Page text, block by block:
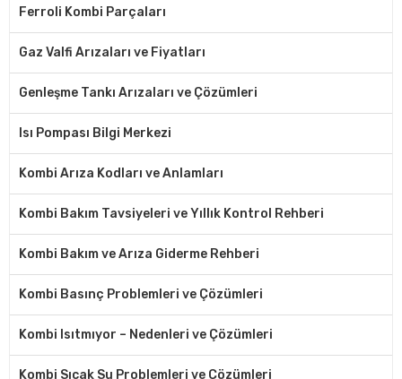
Ferroli Kombi Parçaları
Gaz Valfi Arızaları ve Fiyatları
Genleşme Tankı Arızaları ve Çözümleri
Isı Pompası Bilgi Merkezi
Kombi Arıza Kodları ve Anlamları
Kombi Bakım Tavsiyeleri ve Yıllık Kontrol Rehberi
Kombi Bakım ve Arıza Giderme Rehberi
Kombi Basınç Problemleri ve Çözümleri
Kombi Isıtmıyor – Nedenleri ve Çözümleri
Kombi Sıcak Su Problemleri ve Çözümleri